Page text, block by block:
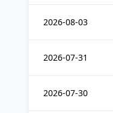
2026-08-03
2026-07-31
2026-07-30